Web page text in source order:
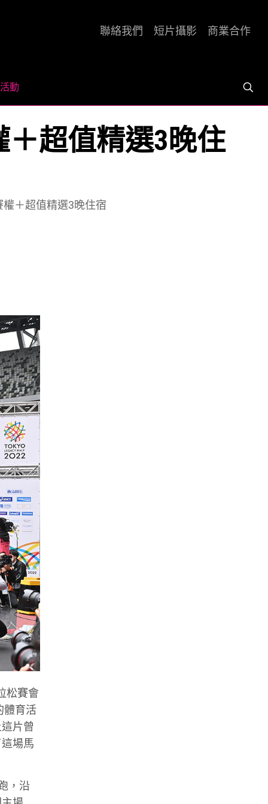
活動
聯絡我們 短片攝影 商業合作
＋超值精選3晚住
＋超值精選3晚住宿
松賽會
體育活
片曾
場馬
，沿